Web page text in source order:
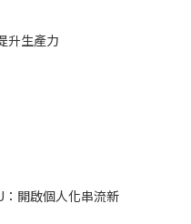
升生產力
開啟個人化串流新